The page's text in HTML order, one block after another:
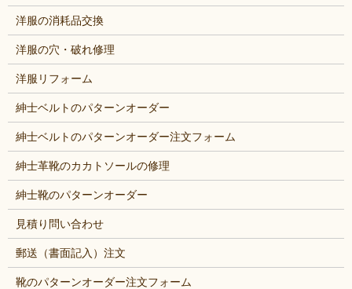
洋服の消耗品交換
洋服の穴・破れ修理
洋服リフォーム
紳士ベルトのパターンオーダー
紳士ベルトのパターンオーダー注文フォーム
紳士革靴のカカトソールの修理
紳士靴のパターンオーダー
見積り問い合わせ
郵送（書面記入）注文
靴のパターンオーダー注文フォーム